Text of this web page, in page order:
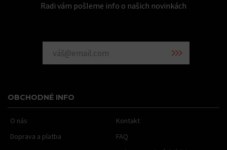
Radi vám pošleme info o našich novinkách
OBCHODNÉ INFO
O nás
Kontakt
Doprava a platba
FAQ